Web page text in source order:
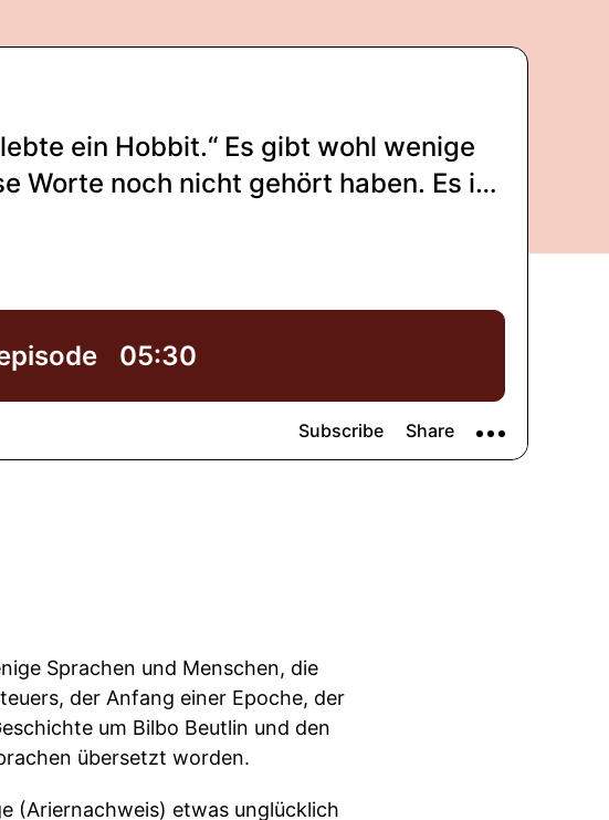
Sprachen und Menschen, die
der Anfang einer Epoche, der
um Bilbo Beutlin und den
übersetzt worden.
(Ariernachweis) etwas unglücklich